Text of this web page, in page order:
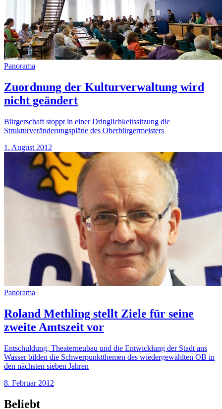
Panorama
Zuordnung der Kulturverwaltung wird
nicht geändert
Bürgerschaft stoppt in einer Dringlichkeitssitzung die
Strukturveränderungspläne des Oberbürgermeisters
1. August 2012
Panorama
Roland Methling stellt Ziele für seine
zweite Amtszeit vor
Entschuldung, Theaterneubau und die Entwicklung der Stadt ans
Wasser bilden die Schwerpunktthemen des wiedergewählten OB in
den nächsten sieben Jahren
8. Februar 2012
Beliebt